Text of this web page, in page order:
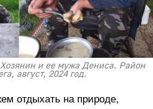
и ее мужа Дениса. Район
август, 2024 год.
отдыхать на природе,